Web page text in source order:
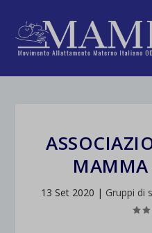
MAMMA
13 Set 2020 | Gruppi di